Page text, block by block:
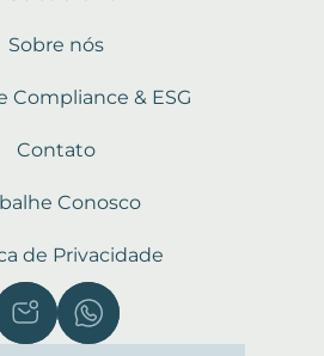
Sobre nós
Compliance & ESG
Contato
Conosco
de Privacidade